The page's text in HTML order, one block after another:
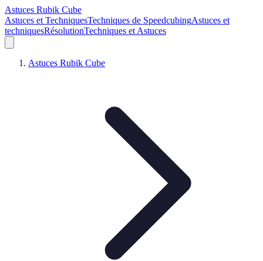
Astuces Rubik Cube
Astuces et TechniquesTechniques de SpeedcubingAstuces et
techniquesRésolutionTechniques et Astuces
Astuces Rubik Cube